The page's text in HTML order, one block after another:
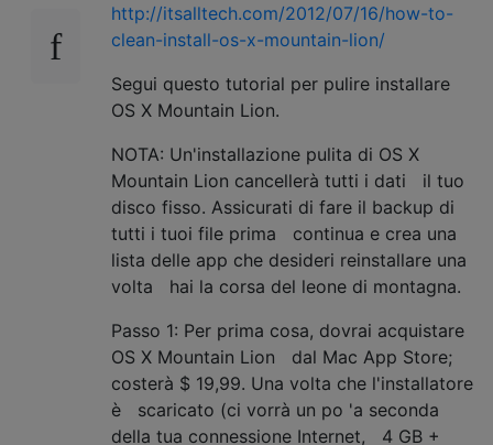
http://itsalltech.com/2012/07/16/how-to-
clean-install-os-x-mountain-lion/
Segui questo tutorial per pulire installare
OS X Mountain Lion.
NOTA: Un'installazione pulita di OS X
Mountain Lion cancellerà tutti i dati il tuo
disco fisso. Assicurati di fare il backup di
tutti i tuoi file prima continua e crea una
lista delle app che desideri reinstallare una
volta hai la corsa del leone di montagna.
Passo 1: Per prima cosa, dovrai acquistare
OS X Mountain Lion dal Mac App Store;
costerà $ 19,99. Una volta che l'installatore
è scaricato (ci vorrà un po 'a seconda
della tua connessione Internet, 4 GB +